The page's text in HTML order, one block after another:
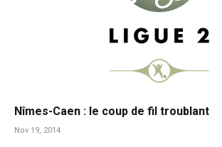
Nîmes-Caen : le coup de fil troublant
Nov 19, 2014